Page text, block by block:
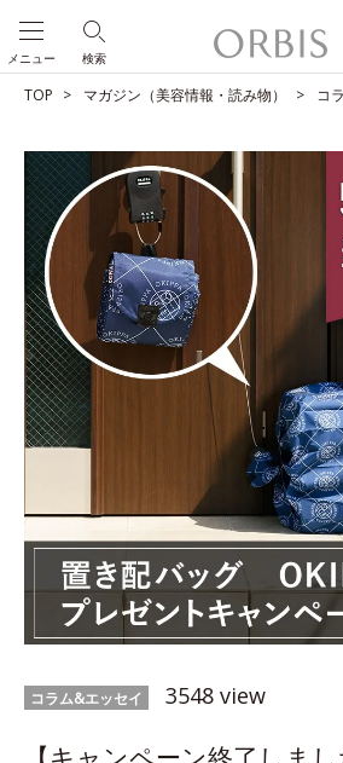
検索
メニュー
TOP マガジン（美容情報・読み物） コ
コラム&エッセイ 3548 view